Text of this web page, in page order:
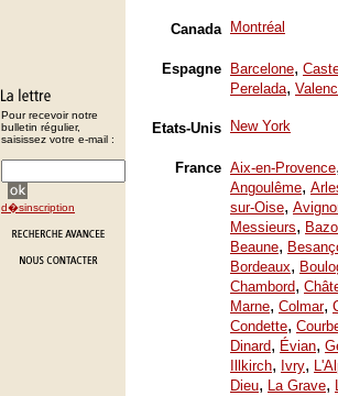
Pour recevoir notre
bulletin régulier,
saisissez votre e-mail :
d�sinscription
Canada Montréal
Espagne Barcelone,
Perelada,
Etats-Unis New York
France Aix-en-Provence
Angoulême,
sur-Oise,
Messieurs,
Beaune,
Bordeaux,
Chambord,
Marne, Colmar,
Condette,
Dinard, Évian,
Illkirch, Ivry,
Dieu, La Grave,